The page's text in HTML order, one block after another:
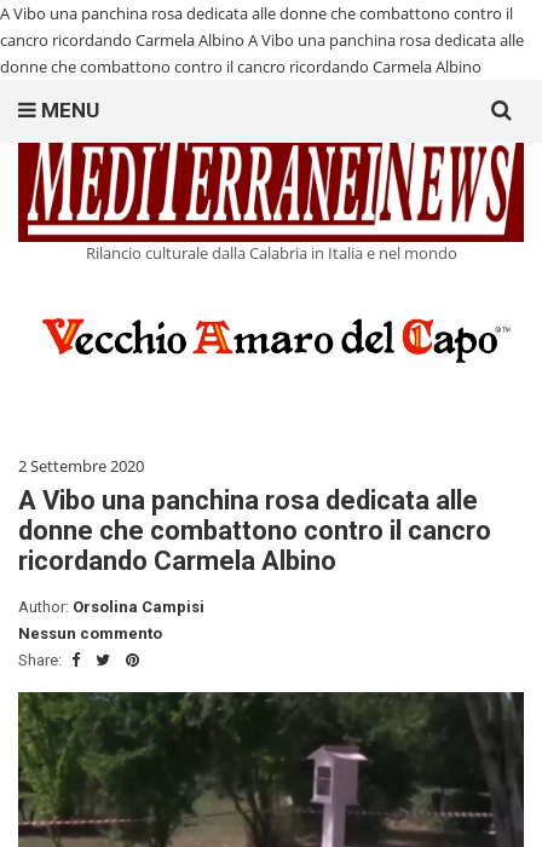
A Vibo una panchina rosa dedicata alle donne che combattono contro il
cancro ricordando Carmela Albino A Vibo una panchina rosa dedicata alle
donne che combattono contro il cancro ricordando Carmela Albino
Rilancio culturale dalla Calabria in Italia e nel mondo
MENU
for:
2 Settembre 2020
A Vibo una panchina rosa dedicata alle
donne che combattono contro il cancro
ricordando Carmela Albino
Author: Orsolina Campisi
Nessun commento
Share: